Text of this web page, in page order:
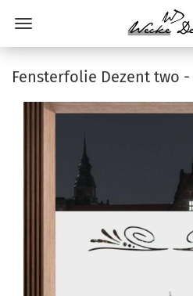
Fensterfolie Dezent two